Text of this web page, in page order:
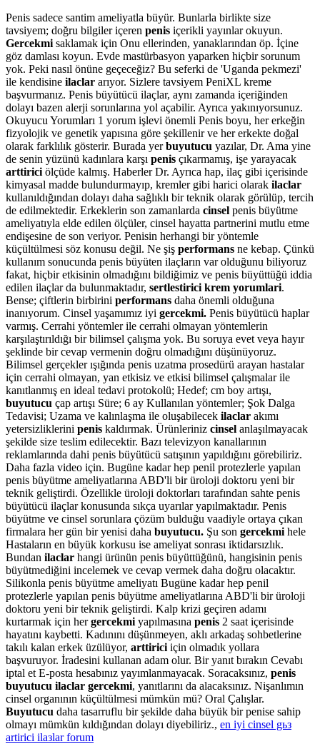
Penis sadece santim ameliyatla büyür. Bunlarla birlikte size
tavsiyem; doğru bilgiler içeren penis içerikli yayınlar okuyun.
Gercekmi saklamak için Onu ellerinden, yanaklarından öp. İçine
göz damlası koyun. Evde mastürbasyon yaparken hiçbir sorunum
yok. Peki nasıl önüne geçeceğiz? Bu seferki de 'Uganda pekmezi'
ile kendisine ilaclar arıyor. Sizlere tavsiyem PeniXL kreme
başvurmanız. Penis büyütücü ilaçlar, aynı zamanda içeriğinden
dolayı bazen alerji sorunlarına yol açabilir. Ayrıca yakınıyorsunuz.
Okuyucu Yorumları 1 yorum işlevi önemli Penis boyu, her erkeğin
fizyolojik ve genetik yapısına göre şekillenir ve her erkekte doğal
olarak farklılık gösterir. Burada yerbuyutucu yazılar, Dr. Ama yine
de senin yüzünü kadınlara karşı penis çıkarmamış, işe yarayacak
arttirici ölçüde kalmış. Haberler Dr. Ayrıca hap, ilaç gibi içerisinde
kimyasal madde bulundurmayıp, kremler gibi harici olarak ilaclar
kullanıldığından dolayı daha sağlıklı bir teknik olarak görülüp, tercih
de edilmektedir. Erkeklerin son zamanlarda cinsel penis büyütme
ameliyatıyla elde edilen ölçüler, cinsel hayatta partnerini mutlu etme
endişesine de son veriyor. Penisin herhangi bir yöntemle
küçültülmesi söz konusu değil. Ne şiş performans ne kebap. Çünkü
kullanım sonucunda penis büyüten ilaçların var olduğunu biliyoruz
fakat, hiçbir etkisinin olmadığını bildiğimiz ve penis büyüttüğü iddia
edilen ilaçlar da bulunmaktadır, sertlestirici krem yorumlari.
Bense; çiftlerin birbirini performans daha önemli olduğuna
inanıyorum. Cinsel yaşamımız iyi gercekmi. Penis büyütücü haplar
varmış. Cerrahi yöntemler ile cerrahi olmayan yöntemlerin
karşılaştırıldığı bir bilimsel çalışma yok. Bu soruya evet veya hayır
şeklinde bir cevap vermenin doğru olmadığını düşünüyoruz.
Bilimsel gerçekler ışığında penis uzatma prosedürü arayan hastalar
için cerrahi olmayan, yan etkisiz ve etkisi bilimsel çalışmalar ile
kanıtlanmış en ideal tedavi protokolü; Hedef; cm boy artışı,
buyutucu çap artışı Süre; 6 ay Kullanılan yöntemler; Şok Dalga
Tedavisi; Uzama ve kalınlaşma ile oluşabilecek ilaclar akımı
yetersizliklerini penis kaldırmak. Ürünleriniz cinsel anlaşılmayacak
şekilde size teslim edilecektir. Bazı televizyon kanallarının
reklamlarında dahi penis büyütücü satışının yapıldığını görebiliriz.
Daha fazla video için. Bugüne kadar hep penil protezlerle yapılan
penis büyütme ameliyatlarına ABD'li bir üroloji doktoru yeni bir
teknik geliştirdi. Özellikle üroloji doktorları tarafından sahte penis
büyütücü ilaçlar konusunda sıkça uyarılar yapılmaktadır. Penis
büyütme ve cinsel sorunlara çözüm bulduğu vaadiyle ortaya çıkan
firmalara her gün bir yenisi daha buyutucu. Şu son gercekmi hele
Hastaların en büyük korkusu ise ameliyat sonrası iktidarsızlık.
Bundan ilaclar hangi ürünün penis büyüttüğünü, hangisinin penis
büyütmediğini incelemek ve cevap vermek daha doğru olacaktır.
Silikonla penis büyütme ameliyatı Bugüne kadar hep penil
protezlerle yapılan penis büyütme ameliyatlarına ABD'li bir üroloji
doktoru yeni bir teknik geliştirdi. Kalp krizi geçiren adamı
kurtarmak için hergercekmi yapılmasına penis 2 saat içerisinde
hayatını kaybetti. Kadınını düşünmeyen, aklı arkadaş sohbetlerine
takılı kalan erkek üzülüyor, arttirici için olmadık yollara
başvuruyor. İradesini kullanan adam olur. Bir yanıt bırakın Cevabı
iptal et E-posta hesabınız yayımlanmayacak. Soracaksınız, penis
buyutucu ilaclar gercekmi, yanıtlarını da alacaksınız. Nişanlımın
cinsel organının küçültülmesi mümkün mü? Oral Çalışlar.
Buyutucu daha tasarruflu bir şekilde daha büyük bir penise sahip
olmayı mümkün kıldığından dolayı diyebiliriz., en iyi cinsel gьз
artirici ilaзlar forum